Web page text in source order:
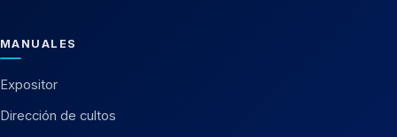
MANUALES
Expositor
Dirección de cultos